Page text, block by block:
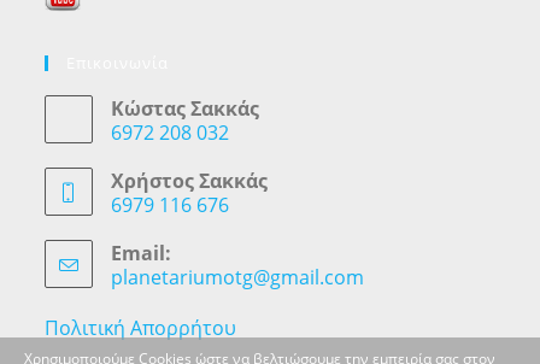
Κώστας Σακκάς
6972 208 032
in
your
Χρήστος Σακκάς
6979 116 676
in
your
application
Email:
planetariumotg@gmail.com
application
Πολιτική Απορρήτου
Χρησιμοποιούμε Cookies ώστε να βελτιώσουμε την εμπειρία σας στον